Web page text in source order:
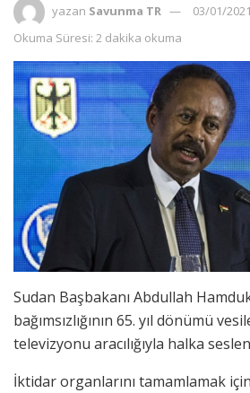
yazan Savunma TR
03/01/2021
Okuma Süresi: 2 dakika okuma
Sudan Başbakanı Abdullah
bağımsızlığının 65. yıl dönümü
televizyonu aracılığıyla halka
İktidar organlarını tamamlamak